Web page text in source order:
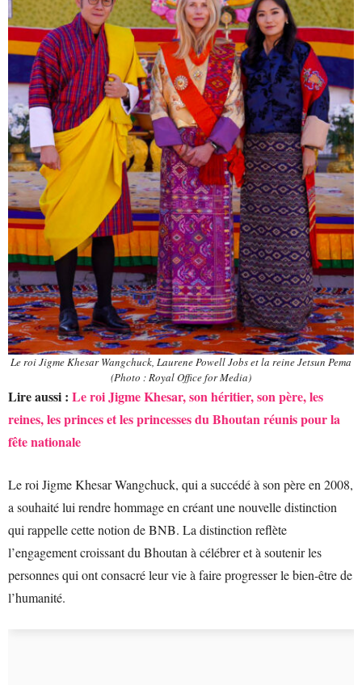
Le roi Jigme Khesar Wangchuck, Laurene Powell Jobs et la reine Jetsun Pema
(Photo : Royal Office for Media)
Lire aussi : Le roi Jigme Khesar, son héritier, son père, les
reines, les princes et les princesses du Bhoutan réunis pour la
fête nationale
Le roi Jigme Khesar Wangchuck, qui a succédé à son père en 2008,
a souhaité lui rendre hommage en créant une nouvelle distinction
qui rappelle cette notion de BNB. La distinction reflète
l’engagement croissant du Bhoutan à célébrer et à soutenir les
personnes qui ont consacré leur vie à faire progresser le bien-être de
l’humanité.